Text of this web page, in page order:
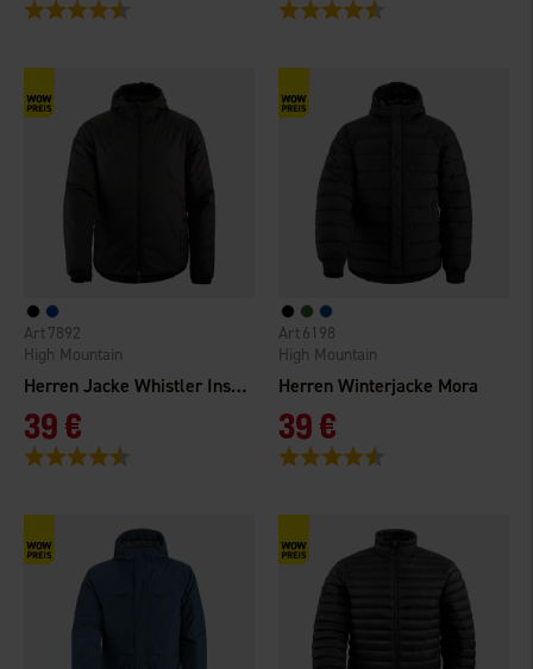
Bewertung: Bewertung:
Herren Jacke Whistler Insulated
High Mountain
7892
39 €
Bewertung:
Herren Winterjacke Mora
High Mountain
6198
39 €
Bewertung: